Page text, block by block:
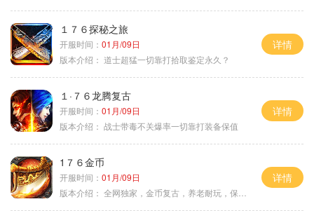
１７６探秘之旅
开服时间： 01月/09日
版本介绍： 道士超猛一切靠打拾取鉴定永久？
详情
１·７６龙腾复古
开服时间： 01月/09日
版本介绍： 战士带毒不关爆率一切靠打装备保值
详情
1７６金币
开服时间： 01月/09日
版本介绍： 全网独家，金币复古，养老耐玩，保底回収
详情